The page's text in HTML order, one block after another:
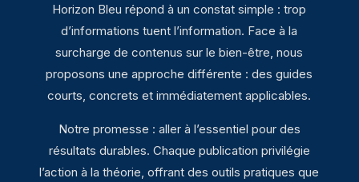
Horizon Bleu répond à un constat simple : trop
d’informations tuent l’information. Face à la
surcharge de contenus sur le bien-être, nous
proposons une approche différente : des guides
courts, concrets et immédiatement applicables.
Notre promesse : aller à l’essentiel pour des
résultats durables. Chaque publication privilégie
l’action à la théorie, offrant des outils pratiques que